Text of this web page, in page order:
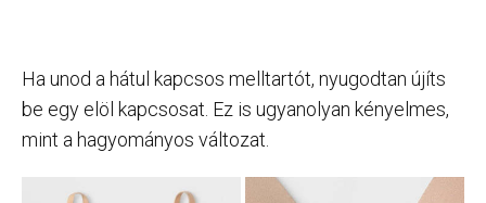
Ha unod a hátul kapcsos melltartót, nyugodtan újíts
be egy elöl kapcsosat. Ez is ugyanolyan kényelmes,
mint a hagyományos változat.